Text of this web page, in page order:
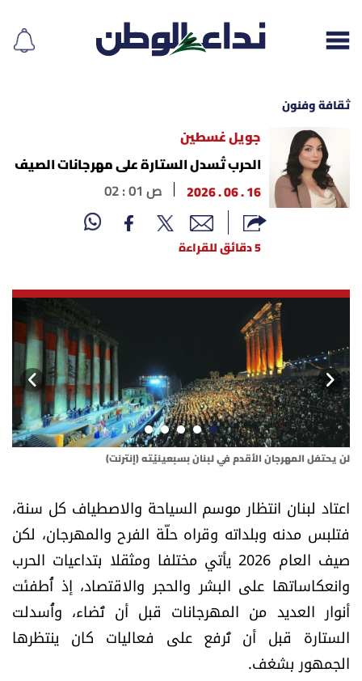
إقرأ الجريدة
لبنان
نداء اليوم
أسرار
متفرقات
نداء القرّاء
خاص الموقع
كتّابنا
تحت المجهر
آراء
ثقافة وفنون
جويل غسطين
الحرب تُسدل الستارة على مهرجانات الصيف
16 . 06 . 2026
02 : 01 ص
5 دقائق للقراءة
لن يحتفل المهرجان الأقدم في لبنان بسبعينيّته (إنترنت)
اعتاد لبنان انتظار موسم السياحة والاصطياف كل سنة،
فتلبس مدنه وبلداته وقراه حلّة الفرح والمهرجان، لكن
صيف العام 2026 يأتي مختلفا ومثقلا بتداعيات الحرب
وانعكاساتها على البشر والحجر والاقتصاد، إذ أُطفئت
أنوار العديد من المهرجانات قبل أن تُضاء، وأُسدلت
الستارة قبل أن تُرفع على فعاليات كان ينتظرها
الجمهور بشغف.